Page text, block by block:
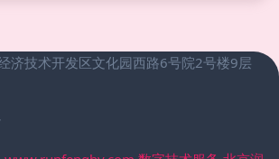
济技术开发区文化园西路6号院2号楼9层